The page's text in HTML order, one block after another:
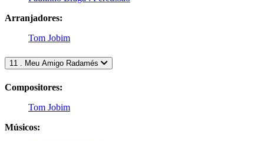
Arranjadores:
Tom Jobim
11 . Meu Amigo Radamés
Compositores:
Tom Jobim
Músicos: